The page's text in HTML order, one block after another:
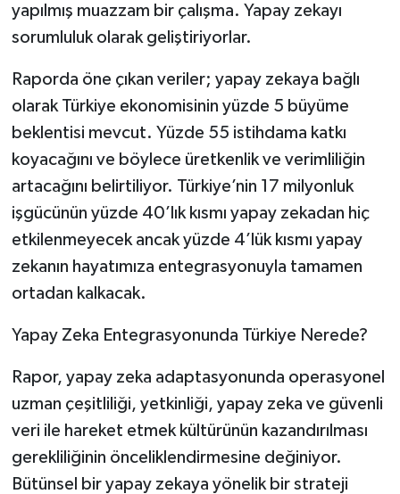
yapılmış muazzam bir çalışma. Yapay zekayı
sorumluluk olarak geliştiriyorlar.
Raporda öne çıkan veriler; yapay zekaya bağlı
olarak Türkiye ekonomisinin yüzde 5 büyüme
beklentisi mevcut. Yüzde 55 istihdama katkı
koyacağını ve böylece üretkenlik ve verimliliğin
artacağını belirtiliyor. Türkiye’nin 17 milyonluk
işgücünün yüzde 40’lık kısmı yapay zekadan hiç
etkilenmeyecek ancak yüzde 4’lük kısmı yapay
zekanın hayatımıza entegrasyonuyla tamamen
ortadan kalkacak.
Yapay Zeka Entegrasyonunda Türkiye Nerede?
Rapor, yapay zeka adaptasyonunda operasyonel
uzman çeşitliliği, yetkinliği, yapay zeka ve güvenli
veri ile hareket etmek kültürünün kazandırılması
gerekliliğinin önceliklendirmesine değiniyor.
Bütünsel bir yapay zekaya yönelik bir strateji